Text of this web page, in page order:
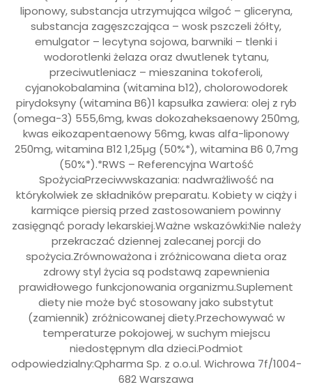
liponowy, substancja utrzymująca wilgoć – gliceryna,
substancja zagęszczająca – wosk pszczeli żółty,
emulgator – lecytyna sojowa, barwniki – tlenki i
wodorotlenki żelaza oraz dwutlenek tytanu,
przeciwutleniacz – mieszanina tokoferoli,
cyjanokobalamina (witamina b12), cholorowodorek
pirydoksyny (witamina B6)1 kapsułka zawiera: olej z ryb
(omega-3) 555,6mg, kwas dokozaheksaenowy 250mg,
kwas eikozapentaenowy 56mg, kwas alfa-liponowy
250mg, witamina B12 1,25µg (50%*), witamina B6 0,7mg
(50%*).*RWS – Referencyjna Wartość
SpożyciaPrzeciwwskazania: nadwrażliwość na
którykolwiek ze składników preparatu. Kobiety w ciąży i
karmiące piersią przed zastosowaniem powinny
zasięgnąć porady lekarskiej.Ważne wskazówki:Nie należy
przekraczać dziennej zalecanej porcji do
spożycia.Zrównoważona i zróżnicowana dieta oraz
zdrowy styl życia są podstawą zapewnienia
prawidłowego funkcjonowania organizmu.Suplement
diety nie może być stosowany jako substytut
(zamiennik) zróżnicowanej diety.Przechowywać w
temperaturze pokojowej, w suchym miejscu
niedostępnym dla dzieci.Podmiot
odpowiedzialny:Qpharma Sp. z o.o.ul. Wichrowa 7f/1004-
682 Warszawa